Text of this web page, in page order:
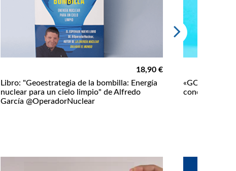
18,90 €
Libro: "Geoestrategia de la bombilla: Energía
nuclear para un cielo limpio" de Alfredo
García @OperadorNuclear
«GOTYA!»,
conoces a los